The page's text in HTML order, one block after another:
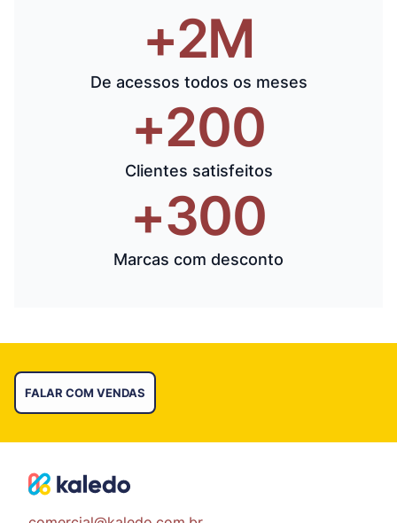
+2M
De acessos todos os meses
+200
Clientes satisfeitos
+300
Marcas com desconto
FALAR COM VENDAS